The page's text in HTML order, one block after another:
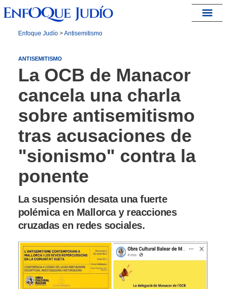
Enfoque Judío>Antisemitismo
ANTISEMITISMO
La OCB de Manacor
cancela una charla
sobre antisemitismo
tras acusaciones de
"sionismo" contra la
ponente
La suspensión desata una fuerte
polémica en Mallorca y reacciones
cruzadas en redes sociales.